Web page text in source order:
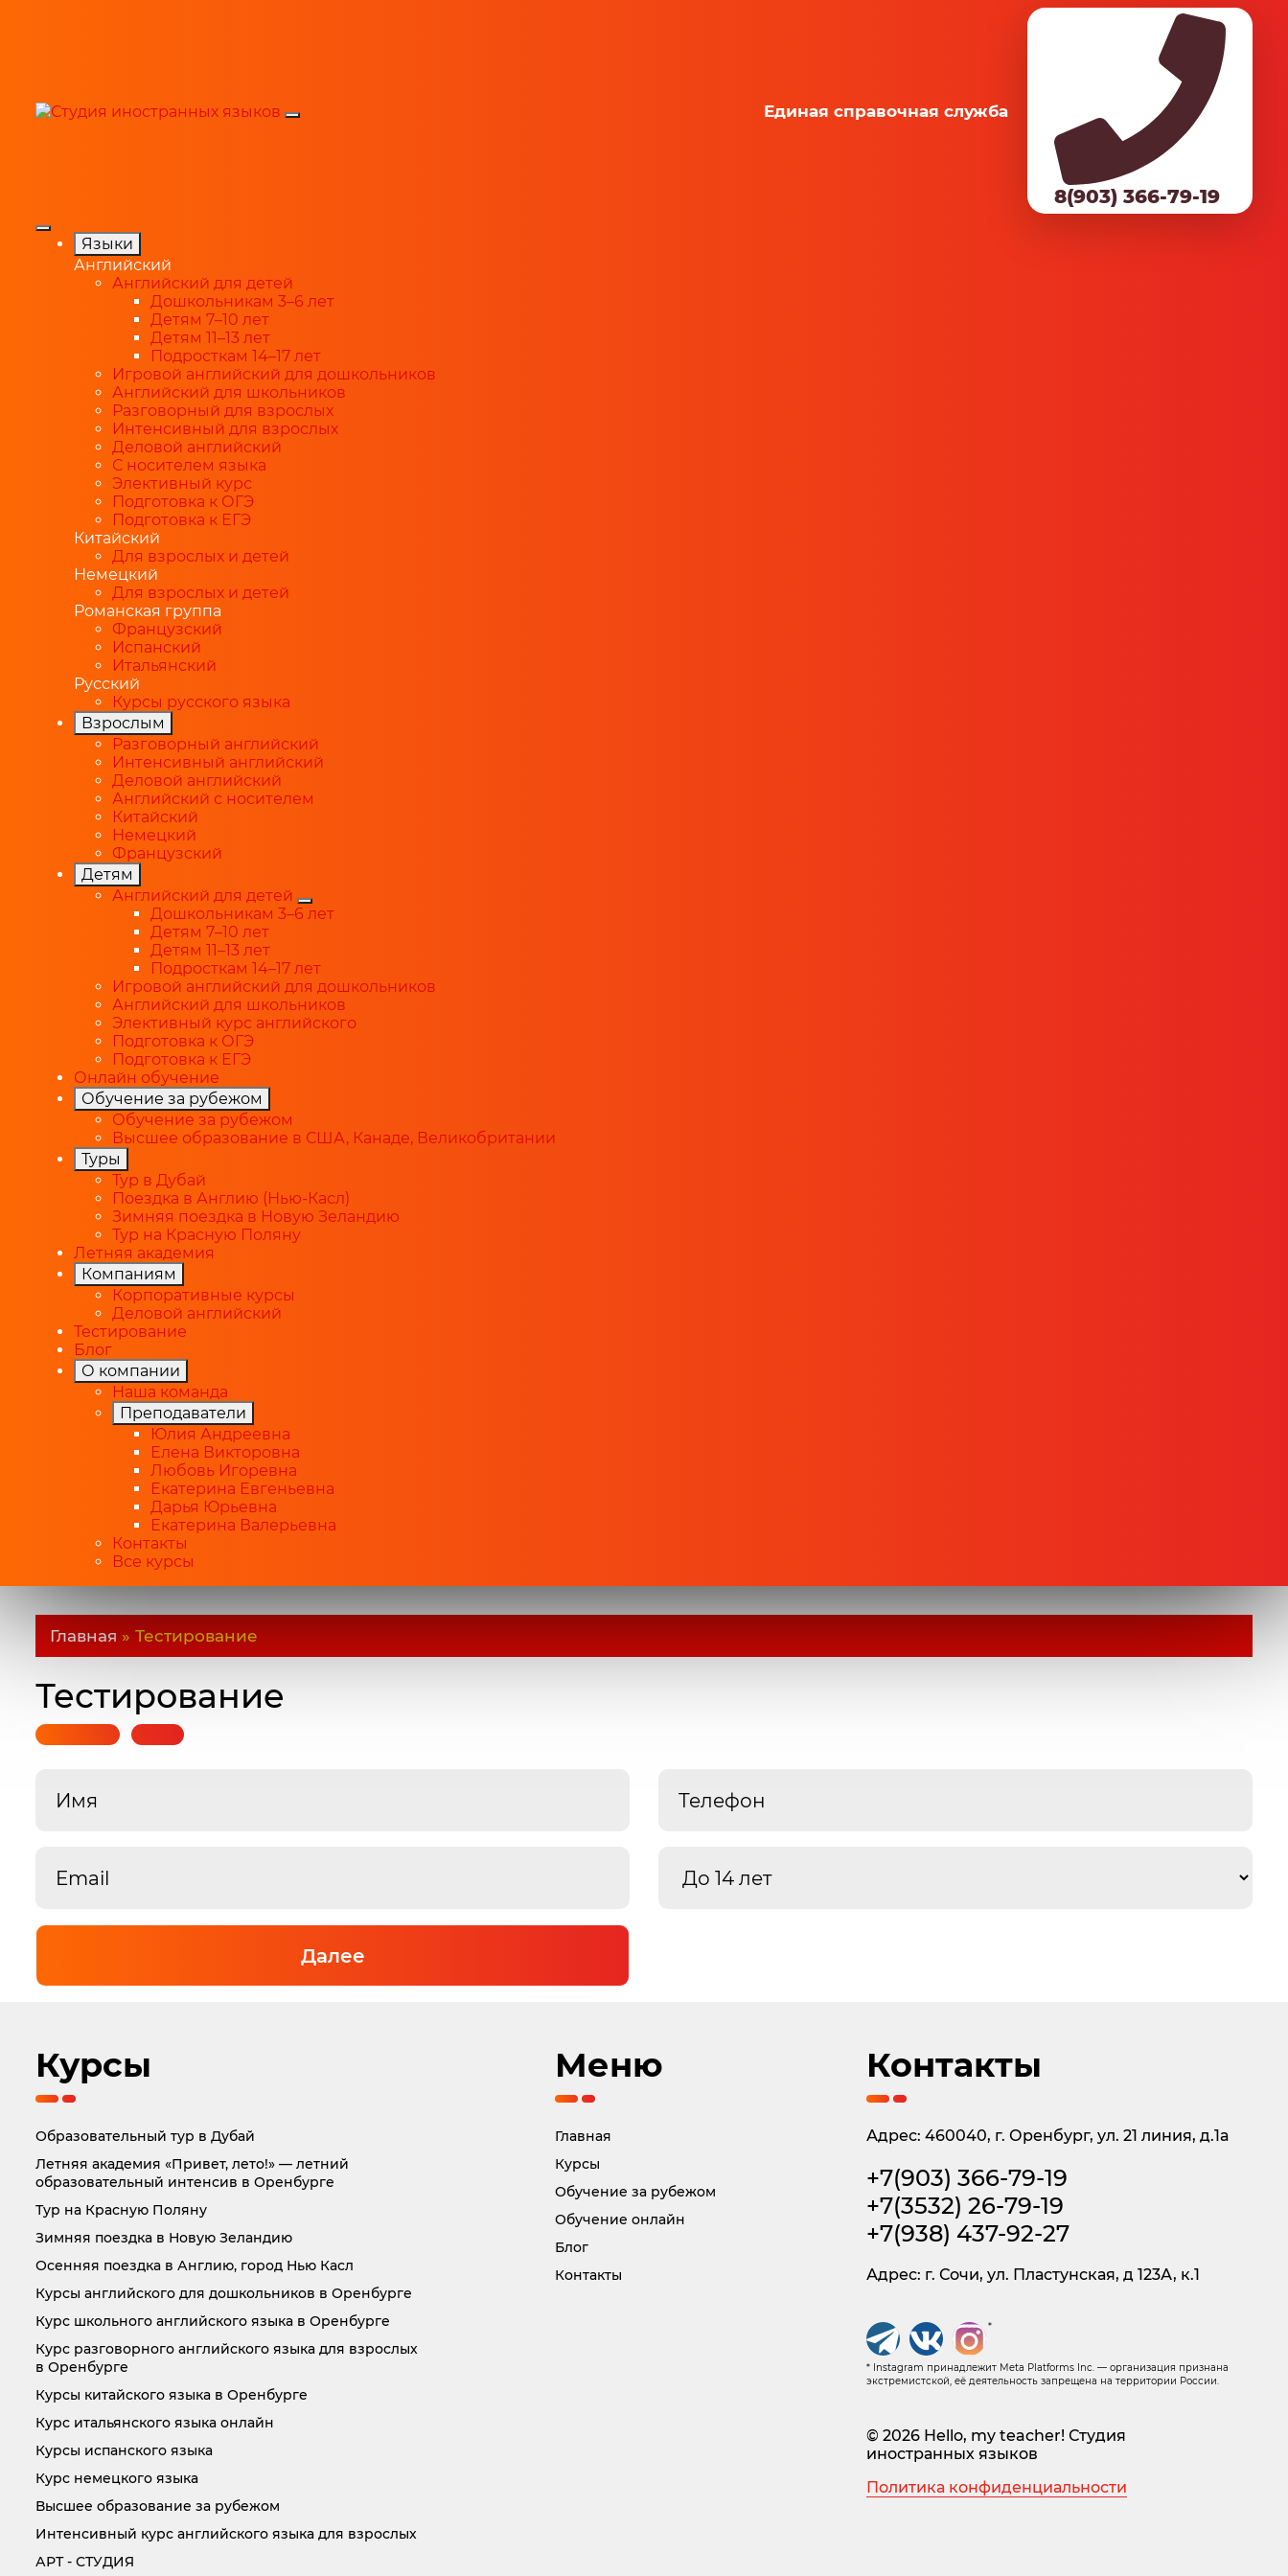
Единая справочная служба
8(903) 366-79-19
Языки
Английский
Английский для детей
Дошкольникам 3–6 лет
Детям 7–10 лет
Детям 11–13 лет
Подросткам 14–17 лет
Игровой английский для дошкольников
Английский для школьников
Разговорный для взрослых
Интенсивный для взрослых
Деловой английский
С носителем языка
Элективный курс
Подготовка к ОГЭ
Подготовка к ЕГЭ
Китайский
Для взрослых и детей
Немецкий
Для взрослых и детей
Романская группа
Французский
Испанский
Итальянский
Русский
Курсы русского языка
Взрослым
Разговорный английский
Интенсивный английский
Деловой английский
Английский с носителем
Китайский
Немецкий
Французский
Детям
Английский для детей
Дошкольникам 3–6 лет
Детям 7–10 лет
Детям 11–13 лет
Подросткам 14–17 лет
Игровой английский для дошкольников
Английский для школьников
Элективный курс английского
Подготовка к ОГЭ
Подготовка к ЕГЭ
Онлайн обучение
Обучение за рубежом
Обучение за рубежом
Высшее образование в США, Канаде, Великобритании
Туры
Тур в Дубай
Поездка в Англию (Нью-Касл)
Зимняя поездка в Новую Зеландию
Тур на Красную Поляну
Летняя академия
Компаниям
Корпоративные курсы
Деловой английский
Тестирование
Блог
О компании
Наша команда
Преподаватели
Юлия Андреевна
Елена Викторовна
Любовь Игоревна
Екатерина Евгеньевна
Дарья Юрьевна
Екатерина Валерьевна
Контакты
Все курсы
Главная » Тестирование
Тестирование
Далее
Курсы
Образовательный тур в Дубай
Летняя академия «Привет, лето!» — летний
образовательный интенсив в Оренбурге
Тур на Красную Поляну
Зимняя поездка в Новую Зеландию
Осенняя поездка в Англию, город Нью Касл
Курсы английского для дошкольников в Оренбурге
Курс школьного английского языка в Оренбурге
Курс разговорного английского языка для взрослых
в Оренбурге
Курсы китайского языка в Оренбурге
Курс итальянского языка онлайн
Курсы испанского языка
Курс немецкого языка
Высшее образование за рубежом
Интенсивный курс английского языка для взрослых
АРТ - СТУДИЯ
Меню
Главная
Курсы
Обучение за рубежом
Обучение онлайн
Блог
Контакты
Контакты
Адрес: 460040, г. Оренбург, ул. 21 линия, д.1а
+7(903) 366-79-19
+7(3532) 26-79-19
+7(938) 437-92-27
Адрес: г. Сочи, ул. Пластунская, д 123А, к.1
*
* Instagram принадлежит Meta Platforms Inc. — организация признана
экстремистской, её деятельность запрещена на территории России.
© 2026 Hello, my teacher! Студия
иностранных языков
Политика конфиденциальности